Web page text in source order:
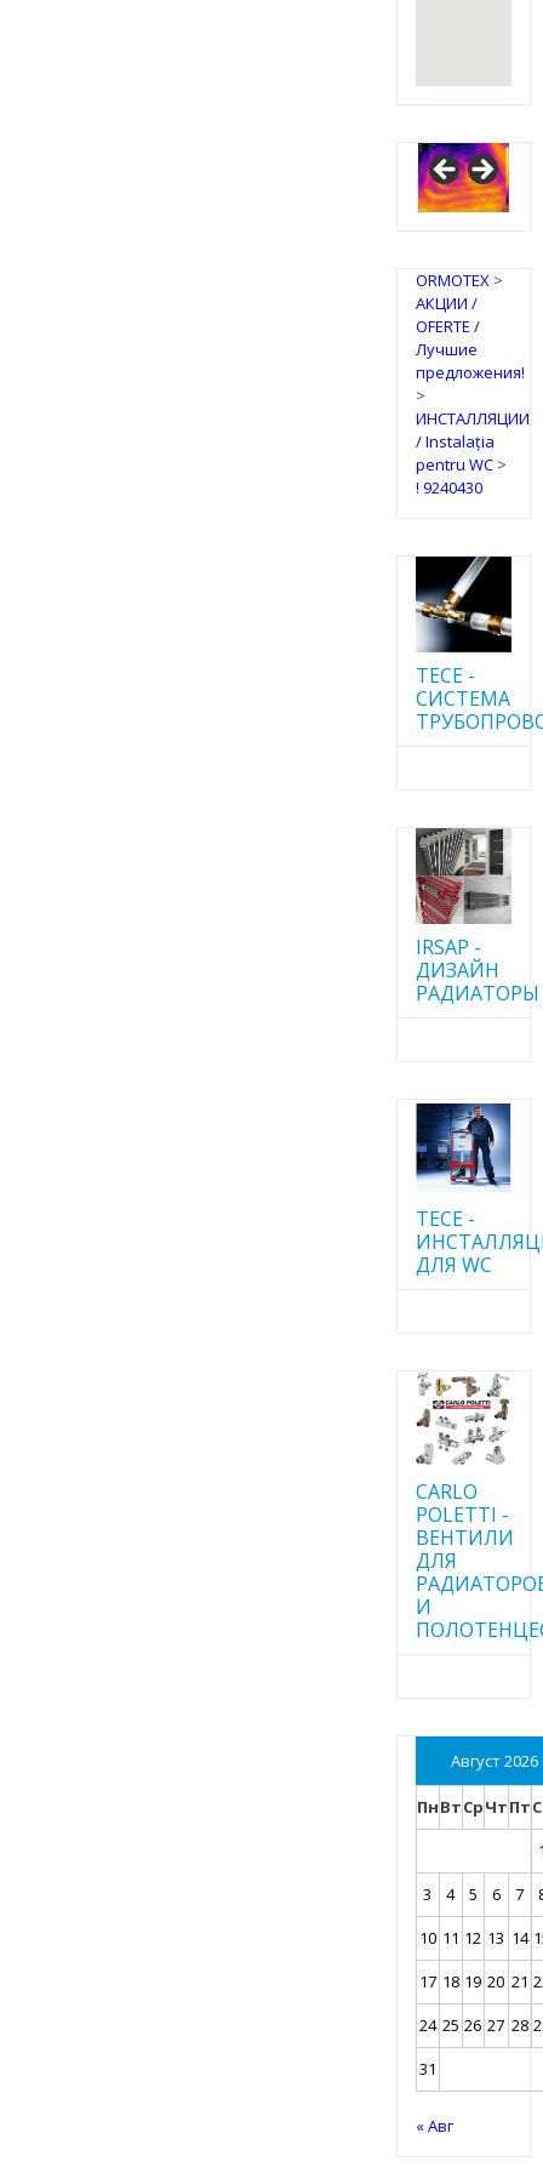
ORMOTEX>
АКЦИИ /
OFERTE /
Лучшие
предложения!
>
ИНСТАЛЛЯЦИИ
/ Instalația
pentru WC>
! 9240430
TECE -
CИСТЕМА
IRSAP -
ДИЗАЙН
РАДИАТОРЫ
TECE -
ДЛЯ WC
CARLO
POLETTI -
ВЕНТИЛИ
ДЛЯ
И
Август 2026
ПнВтСрЧтПт
3
4 5 6 7
10 11 12 13 14
17 18 19 20 21
24 25 26 27 28
31
« Авг